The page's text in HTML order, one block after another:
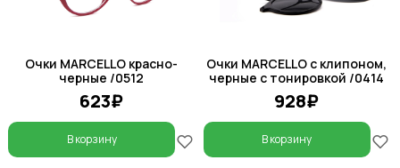
Очки MARCELLO красно-
черные /0512
623₽
В корзину
Очки MARCELLO с клипоном,
черные с тонировкой /0414
928₽
В корзину